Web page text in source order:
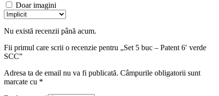
Doar imagini
Nu există recenzii până acum.
Fii primul care scrii o recenzie pentru „Set 5 buc – Patent 6′ verde
SCC”
Adresa ta de email nu va fi publicată. Câmpurile obligatorii sunt
marcate cu *